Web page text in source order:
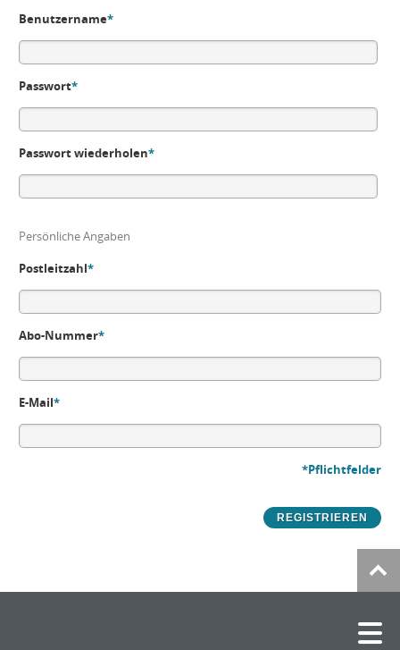
Benutzername*
Passwort*
Passwort wiederholen*
Persönliche Angaben
Postleitzahl*
Abo-Nummer*
E-Mail*
*Pflichtfelder